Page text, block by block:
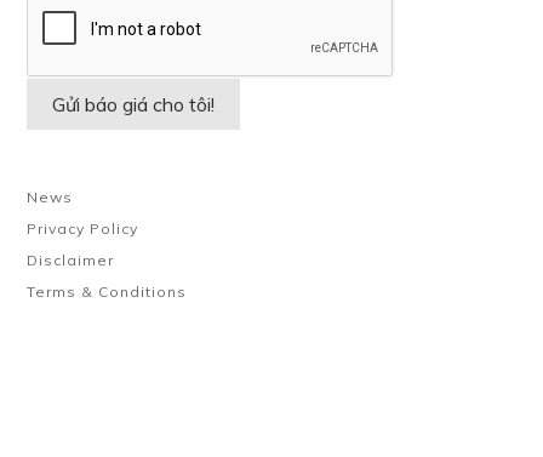
News
Privacy Policy
Disclaimer
Terms & Conditions